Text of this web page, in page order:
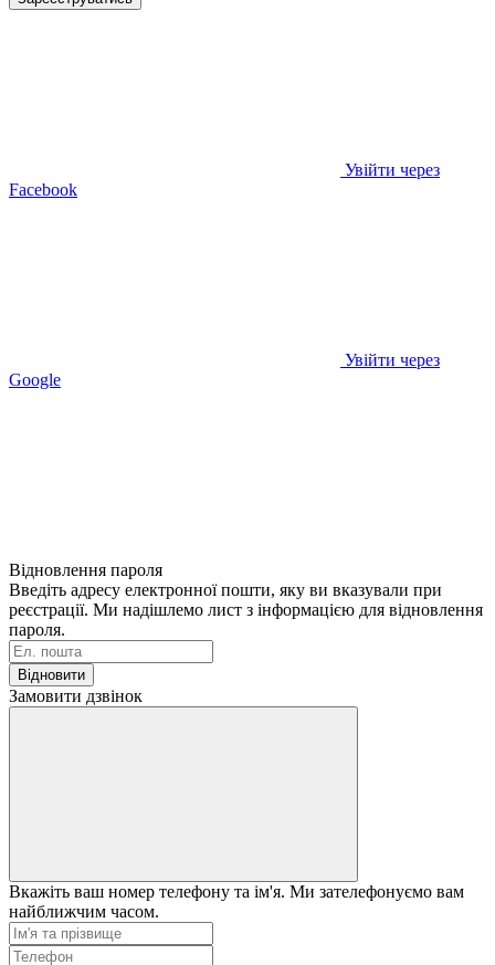
Увійти через
Facebook
Увійти через
Google
Відновлення пароля
Введіть адресу електронної пошти, яку ви вказували при
реєстрації. Ми надішлемо лист з інформацією для відновлення
пароля.
Відновити
Замовити дзвінок
Вкажіть ваш номер телефону та ім'я. Ми зателефонуємо вам
найближчим часом.